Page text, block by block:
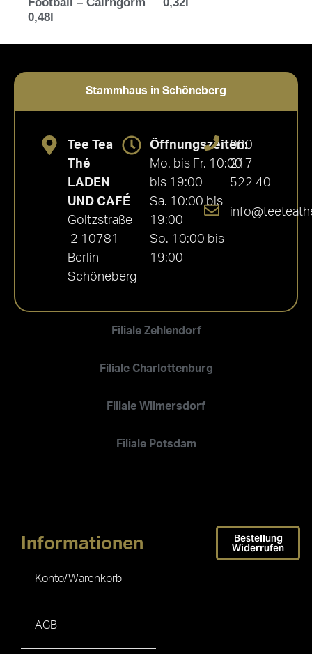
0,48l
Stammhaus in Schöneberg
Filiale Zehlendorf
Filiale Charlottenburg
Filiale Wilmersdorf
Filiale Potsdam
Tee Tea
Thé
LADEN
UND CAFÉ
Goltzstraße
2 10781
Berlin
Schöneberg
Öffnungszeiten:
Mo. bis Fr. 10:00
bis 19:00
Sa. 10:00 bis
19:00
So. 10:00 bis
19:00
030
217
522 40
Informationen
Konto/Warenkorb
AGB
Bestellung
Widerrufen